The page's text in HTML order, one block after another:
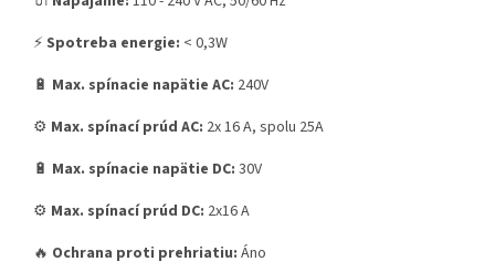
⚡ Spotreba energie: < 0,3W
🔋 Max. spínacie napätie AC: 240V
⚙️ Max. spínací prúd AC: 2x 16 A, spolu 25A
🔋 Max. spínacie napätie DC: 30V
⚙️ Max. spínací prúd DC: 2x16 A
🔥 Ochrana proti prehriatiu: Áno